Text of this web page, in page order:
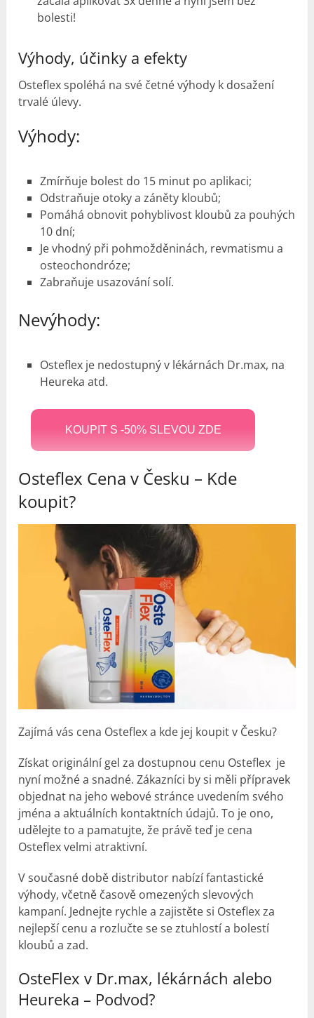
bolesti!
Výhody, účinky a efekty
Osteflex spoléhá na své četné výhody k dosažení
trvalé úlevy.
Výhody:
Zmírňuje bolest do 15 minut po aplikaci;
Odstraňuje otoky a záněty kloubů;
Pomáhá obnovit pohyblivost kloubů za pouhých
10 dní;
Je vhodný při pohmožděninách, revmatismu a
osteochondróze;
Zabraňuje usazování solí.
Nevýhody:
Osteflex je nedostupný v lékárnách Dr.max, na
Heureka atd.
KOUPIT S -50% SLEVOU ZDE
Osteflex Cena v Česku – Kde
koupit?
Zajímá vás cena Osteflex a kde jej koupit v Česku?
Získat originální gel za dostupnou cenu Osteflex je
nyní možné a snadné. Zákazníci by si měli přípravek
objednat na jeho webové stránce uvedením svého
jména a aktuálních kontaktních údajů. To je ono,
udělejte to a pamatujte, že právě teď je cena
Osteflex velmi atraktivní.
V současné době distributor nabízí fantastické
výhody, včetně časově omezených slevových
kampaní. Jednejte rychle a zajistěte si Osteflex za
nejlepší cenu a rozlučte se se ztuhlostí a bolestí
kloubů a zad.
OsteFlex v Dr.max, lékárnách alebo
Heureka – Podvod?